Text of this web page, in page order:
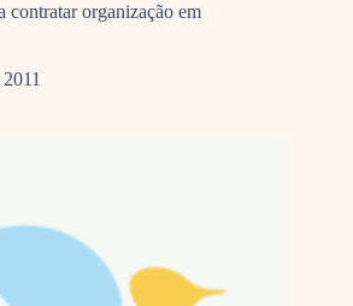
contratar organização em